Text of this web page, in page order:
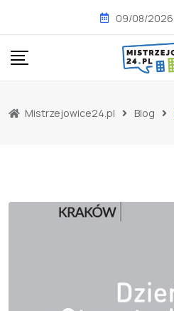
content
09/08/2026
Mistrzejowice24.pl Blog